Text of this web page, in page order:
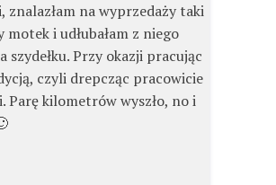
znalazłam na wyprzedaży taki
i udłubałam z niego
szydełku. Przy okazji pracując
czyli drepcząc pracowicie
Parę kilometrów wyszło, no i